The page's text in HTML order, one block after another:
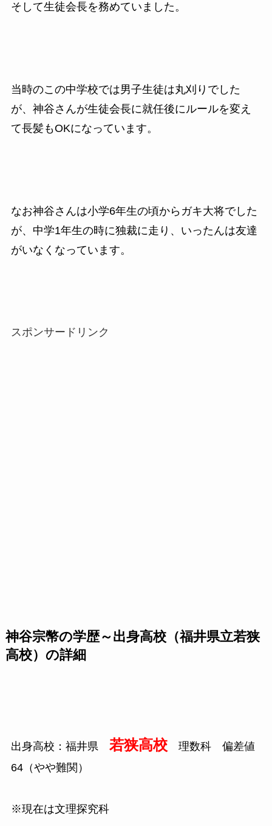
そして生徒会長を務めていました。
当時のこの中学校では男子生徒は丸刈りでした
が、神谷さんが生徒会長に就任後にルールを変え
て長髪もOKになっています。
なお神谷さんは小学6年生の頃からガキ大将でした
が、中学1年生の時に独裁に走り、いったんは友達
がいなくなっています。
スポンサードリンク
神谷宗幣の学歴～出身高校（福井県立若狭
高校）の詳細
出身高校：福井県 若狭高校理数科 偏差値
64（やや難関）
※現在は文理探究科